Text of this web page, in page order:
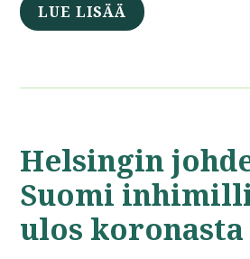
LUE LISÄÄ
Helsingin
Suomi
ulos koronasta